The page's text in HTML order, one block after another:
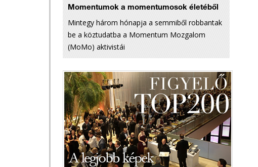
Momentumok a momentumosok életéből
Mintegy három hónapja a semmiből robbantak
be a köztudatba a Momentum Mozgalom
(MoMo) aktivistái